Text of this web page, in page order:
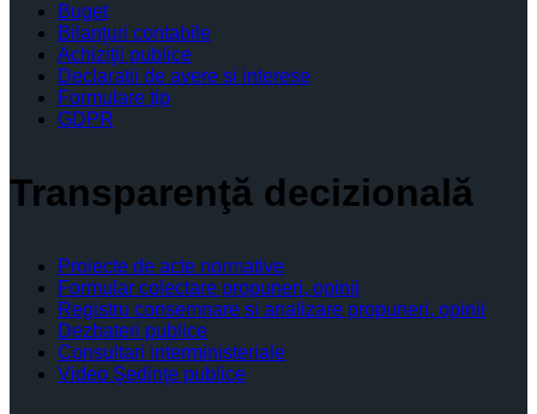
Buget
Bilanţuri contabile
Achiziţii publice
Declaratii de avere si interese
Formulare tip
GDPR
Transparenţă decizională
Proiecte de acte normative
Formular colectare propuneri, opinii
Registru consemnare si analizare propuneri, opinii
Dezbateri publice
Consultari interministeriale
Video Şedinţe publice